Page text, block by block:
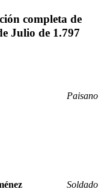
completa de
Julio de 1.797
Soldado